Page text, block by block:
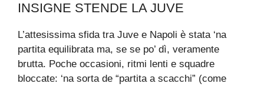
INSIGNE STENDE LA JUVE
L’attesissima sfida tra Juve e Napoli è stata ‘na
partita equilibrata ma, se se po’ dì, veramente
brutta. Poche occasioni, ritmi lenti e squadre
bloccate: ‘na sorta de “partita a scacchi” (come